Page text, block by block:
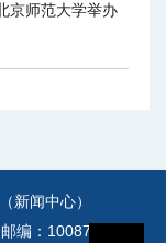
京师范大学举办
新闻中心）
编：100875